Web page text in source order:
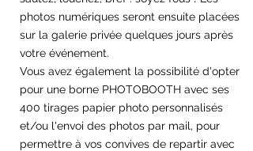
photos numériques seront ensuite placées
sur la galerie privée quelques jours après
votre événement.
Vous avez également la possibilité d'opter
pour une borne PHOTOBOOTH avec ses
400 tirages papier photo personnalisés
et/ou l'envoi des photos par mail, pour
permettre à vos convives de repartir avec